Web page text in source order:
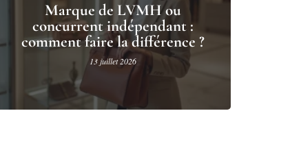
Marque de LVMH ou
concurrent indépendant :
comment faire la différence ?
13 juillet 2026